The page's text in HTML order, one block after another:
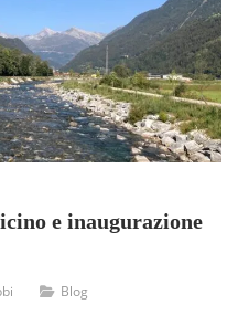
e inaugurazione
Blog